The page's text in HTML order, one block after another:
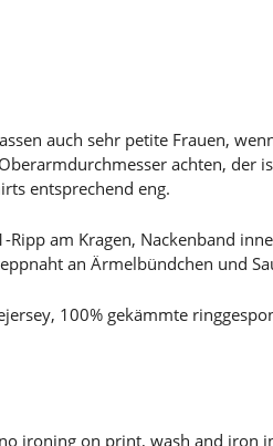
auch sehr petite Frauen,
achten, der
entsprechend eng.
Ripp am Kragen, Nackenband
an Ärmelbündchen und
100% gekämmte
ironing on print, wash and iron